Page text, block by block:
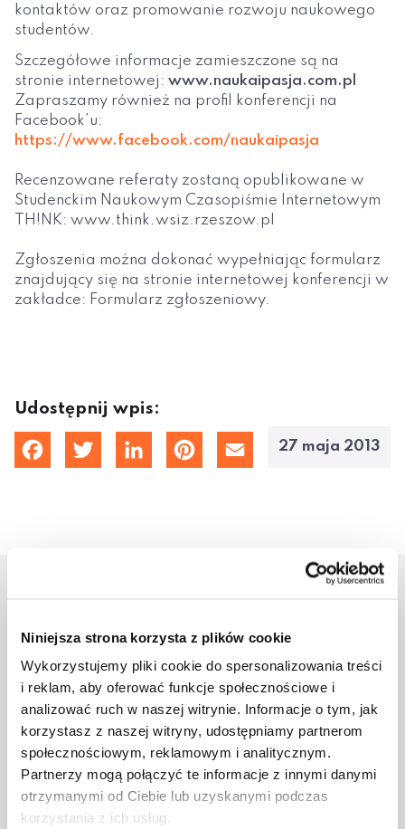
Niniejsza strona korzysta z plików cookie
Wykorzystujemy pliki cookie do spersonalizowania treści
i reklam, aby oferować funkcje społecznościowe i
analizować ruch w naszej witrynie. Informacje o tym, jak
korzystasz z naszej witryny, udostępniamy partnerom
społecznościowym, reklamowym i analitycznym.
Partnerzy mogą połączyć te informacje z innymi danymi
otrzymanymi od Ciebie lub uzyskanymi podczas
korzystania z ich usług.
kontaktów oraz promowanie rozwoju naukowego
studentów.
Szczegółowe informacje zamieszczone są na
stronie internetowej: www.naukaipasja.com.pl
Zapraszamy również na profil konferencji na
Facebook’u:
https://www.facebook.com/naukaipasja
Recenzowane referaty zostaną opublikowane w
Studenckim Naukowym Czasopiśmie Internetowym
TH!NK: www.think.wsiz.rzeszow.pl
Zgłoszenia można dokonać wypełniając formularz
znajdujący się na stronie internetowej konferencji w
zakładce: Formularz zgłoszeniowy.
Udostępnij wpis:
TwitterLinkedInPinterestEmail
27 maja 2013
Studenci ATA na